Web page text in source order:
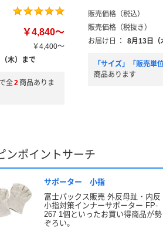
￥4,840～
￥4,400～
木）まで
全2 商品ありま
販売価格（税込）
販売価格（税抜き）
お届け日
： 8月13日（
「サイズ」「販売単位
商品あります
ンポイントサーチ
サポーター 小指
富士パックス販売 外反母趾・内反
小指対策インナーサポーター FP-
267 1個といったお買い得商品が勢
ぞろい。